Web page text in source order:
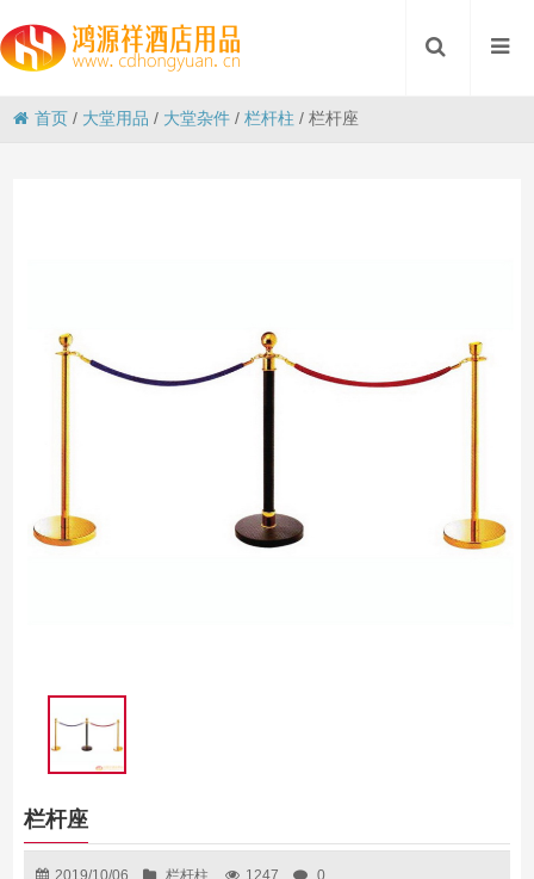
首页 / 大堂用品 / 大堂杂件 /栏杆柱 /栏杆座
栏杆座
2019/10/06 栏杆柱 1247 0